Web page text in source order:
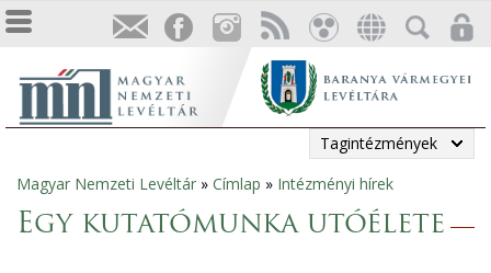
Tagintézmények
Jelenlegi
hely
Magyar Nemzeti Levéltár » Címlap » Intézményi hírek
Egy kutatómunka utóélete